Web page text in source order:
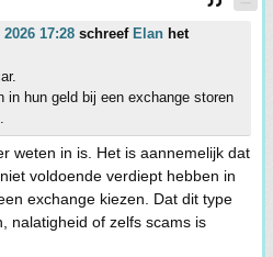
17:28 schreef Elan het
in hun geld bij een exchange storen
weten in is. Het is aannemelijk dat
voldoende verdiept hebben in
exchange kiezen. Dat dit type
nalatigheid of zelfs scams is